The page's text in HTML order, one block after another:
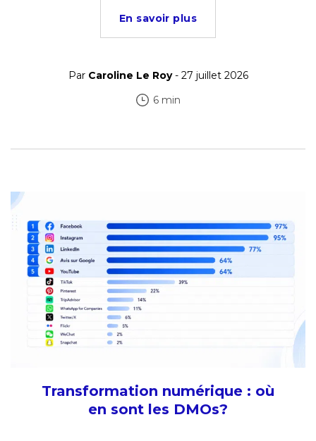
En savoir plus
Par Caroline Le Roy- 27 juillet 2026
6 min
Transformation numérique : où
en sont les DMOs?